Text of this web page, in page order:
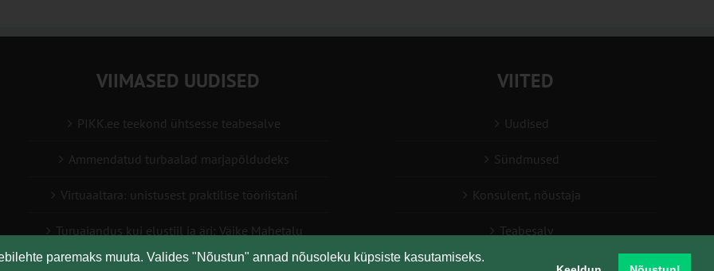
paremaks muuta. Valides "Nõustun" annad nõusoleku küpsiste kasutamiseks.
VIIMASED UUDISED
PIKK.ee teekond ühtsesse teabesalve
Ammendatud turbaalad marjapõldudeks
Virtuaaltara: unistusest praktilise tööriistani
Turuaiandus kui elustiil ja äri: Väike Mahetalu
Vähemaga rohkem: kuidas digilahendused aitavad
VIITED
Uudised
Sündmused
Konsulent, nõustaja
Teabesalv
Liitu uudiskirjaga